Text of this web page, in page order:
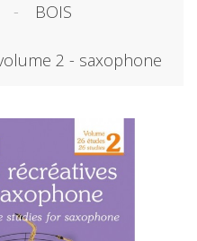
BOIS
2 - saxophone